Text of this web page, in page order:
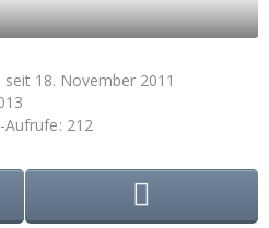
seit 18. November 2011
Aufrufe 212